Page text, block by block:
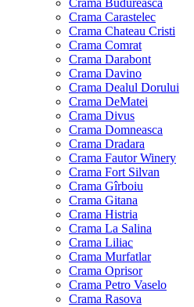
Crama Budureasca
Crama Carastelec
Crama Chateau Cristi
Crama Comrat
Crama Darabont
Crama Davino
Crama Dealul Dorului
Crama DeMatei
Crama Divus
Crama Domneasca
Crama Dradara
Crama Fautor Winery
Crama Fort Silvan
Crama Gîrboiu
Crama Gitana
Crama Histria
Crama La Salina
Crama Liliac
Crama Murfatlar
Crama Oprisor
Crama Petro Vaselo
Crama Rasova